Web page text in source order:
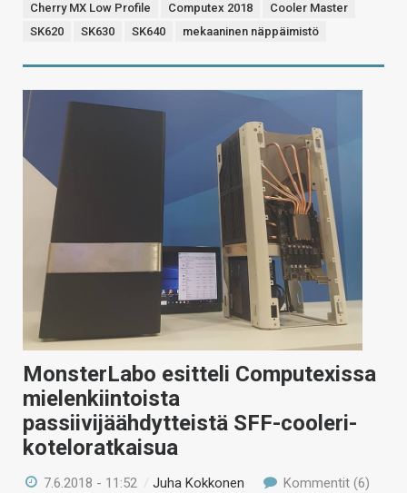
Cherry MX Low Profile Computex 2018
Cooler Master
SK620
SK630 SK640 mekaaninen näppäimistö
MonsterLabo esitteli Computexissa
mielenkiintoista
passiivijäähdytteistä SFF-cooleri-
koteloratkaisua
7.6.2018 - 11:52 /Juha Kokkonen Kommentit (6)